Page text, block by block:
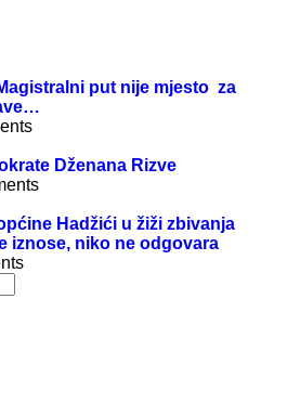
put nije mjesto za
Dženana Rizve
Hadžići u žiži zbivanja
iznose, niko ne odgovara